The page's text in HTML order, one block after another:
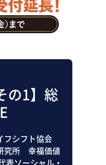
の1】総
フシフト協会
究所 幸福価値
表ソーシャル・